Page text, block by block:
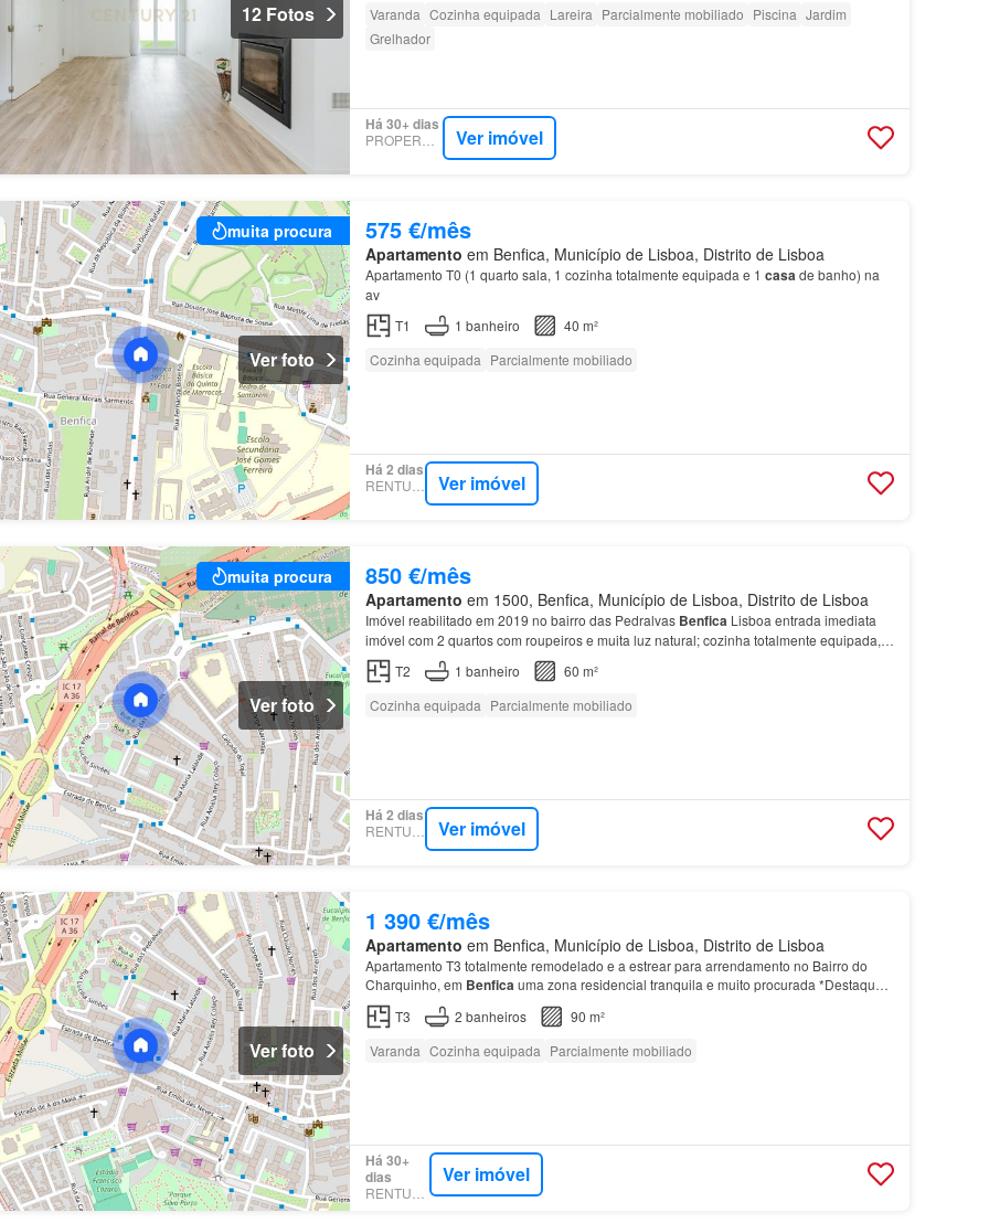
12 Fotos
Varanda Cozinha equipada Lareira Parcialmente mobiliado Piscina Jardim
Grelhador
Há 30+ dias
PROPERSTAR Ver imóvel
muita procura
Ver foto
575 €/mês
Apartamento em Benfica, Município de Lisboa, Distrito de Lisboa
Apartamento T0 (1 quarto sala, 1 cozinha totalmente equipada e 1 casade banho) na
av
T1
1 banheiro
40 m²
Cozinha equipada Parcialmente mobiliado
Há 2 dias
RENTUMO Ver imóvel
muita procura
Ver foto
850 €/mês
Apartamento em 1500, Benfica, Município de Lisboa, Distrito de Lisboa
Imóvel reabilitado em 2019 no bairro das Pedralvas Benfica Lisboa entrada imediata
imóvel com 2 quartos com roupeiros e muita luz natural; cozinha totalmente equipada, e
sala em openspace;
de banho com poliban; 2º andar…
T2 1 banheiro
60 m²
Cozinha equipada Parcialmente mobiliado
Há 2 dias
RENTUMO Ver imóvel
Ver foto
1 390 €/mês
Apartamento em Benfica, Município de Lisboa, Distrito de Lisboa
Apartamento T3 totalmente remodelado e a estrear para arrendamento no Bairro do
Charquinho, em Benficauma zona residencial tranquila e muito procurada *Destaques
do apartamento: * 3 quartos com boas áreas 2
T3 2 banheiros
90 m²
Varanda Cozinha equipada Parcialmente mobiliado
Há 30+
dias
RENTUMO
Ver imóvel